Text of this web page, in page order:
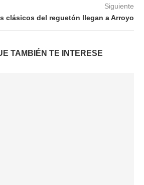
Siguiente
clásicos del reguetón llegan a Arroyo
TAMBIÉN TE INTERESE